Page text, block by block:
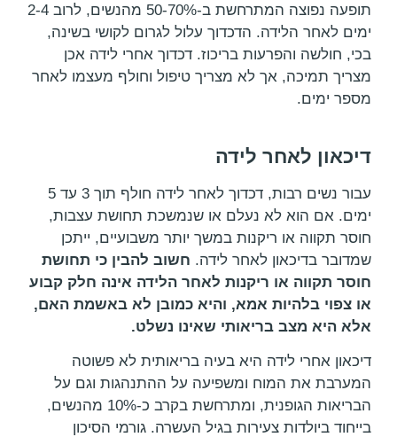
תופעה נפוצה המתרחשת ב-50-70% מהנשים, לרוב 2-4
ימים לאחר הלידה. הדכדוך עלול לגרום לקושי בשינה,
בכי, חולשה והפרעות בריכוז. דכדוך אחרי לידה אכן
מצריך תמיכה, אך לא מצריך טיפול וחולף מעצמו לאחר
מספר ימים.
דיכאון לאחר לידה
עבור נשים רבות, דכדוך לאחר לידה חולף תוך 3 עד 5
ימים. אם הוא לא נעלם או שנמשכת תחושת עצבות,
חוסר תקווה או ריקנות במשך יותר משבועיים, ייתכן
שמדובר בדיכאון לאחר לידה. חשוב להבין כי תחושת
חוסר תקווה או ריקנות לאחר הלידה אינה חלק קבוע
או צפוי בלהיות אמא, והיא כמובן לא באשמת האם,
אלא היא מצב בריאותי שאינו נשלט.
דיכאון אחרי לידה היא בעיה בריאותית לא פשוטה
המערבת את המוח ומשפיעה על ההתנהגות וגם על
הבריאות הגופנית, ומתרחשת בקרב כ-10% מהנשים,
בייחוד ביולדות צעירות בגיל העשרה. גורמי הסיכון